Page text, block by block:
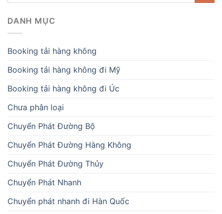
DANH MỤC
Booking tải hàng không
Booking tải hàng không đi Mỹ
Booking tải hàng không đi Úc
Chưa phân loại
Chuyển Phát Đường Bộ
Chuyển Phát Đường Hàng Không
Chuyển Phát Đường Thủy
Chuyển Phát Nhanh
Chuyển phát nhanh đi Hàn Quốc